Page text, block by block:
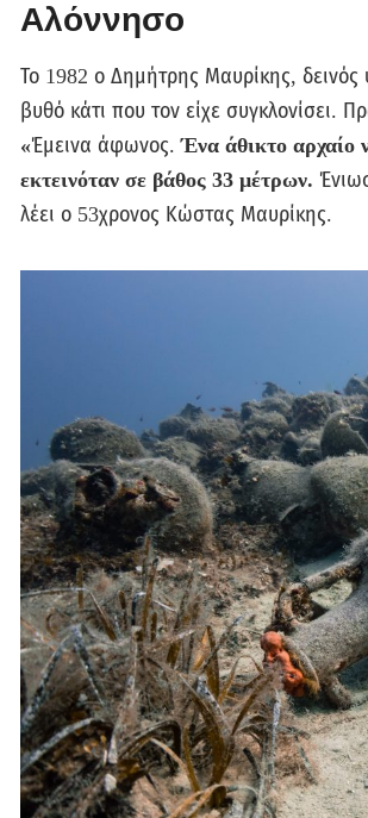
Αλόννησο
Το 1982 ο Δημήτρης Μαυρίκης, δεινός
βυθό κάτι που τον είχε συγκλονίσει.
«Έμεινα άφωνος.Ένα άθικτο αρχαίο
εκτεινόταν σε βάθος 33 μέτρων.
λέει ο 53χρονος Κώστας Μαυρίκης.